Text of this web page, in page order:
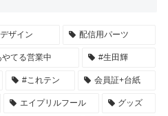
ザイン 配信用パーツ
てる営業中 #生田輝
#これテン 会員証+台紙
エイプリルフール グッズ